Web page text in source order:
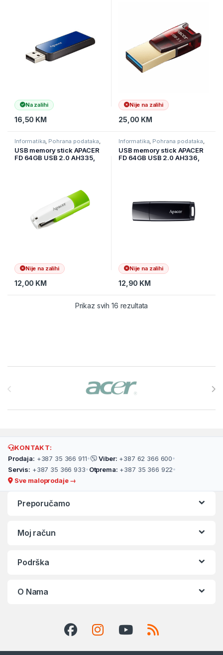
Na zalihi
16,50 KM
Nije na zalihi
25,00 KM
Informatika Pohrana podataka
USB stickovi
USB memory stick APACER
FD 64GB USB 2.0 AH335,
Nije na zalihi
12,00 KM
Informatika Pohrana podataka
USB stickovi
USB memory stick APACER
FD 64GB USB 2.0 AH336,
Nije na zalihi
12,90 KM
Prikaz svih 16 rezultata
KONTAKT:
Prodaja: +387 35 366 911• Viber: +387 62 366 600•
Servis: +387 35 366 933• Otprema: +387 35 366 922•
Sve maloprodaje →
Preporučamo
Moj račun
Podrška
O Nama